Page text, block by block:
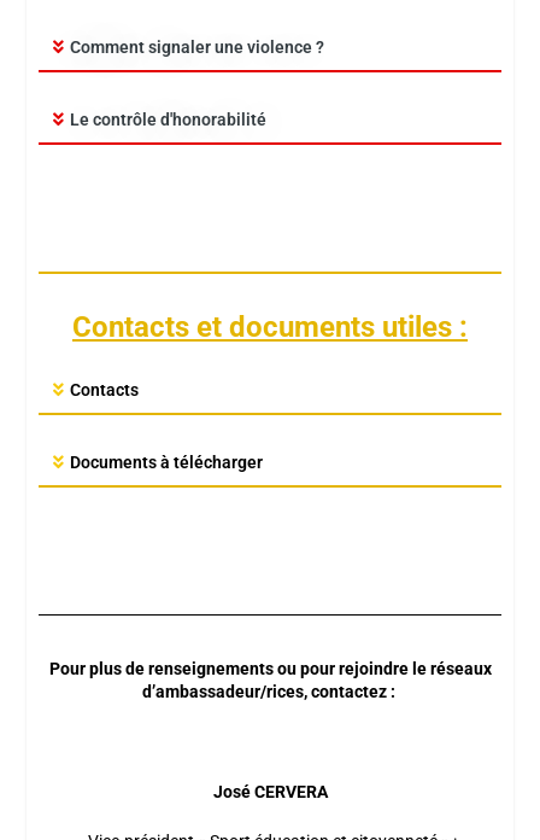
Comment signaler une violence ?
Le contrôle d'honorabilité
Contacts et documents utiles :
Contacts
Documents à télécharger
Pour plus de renseignements ou pour rejoindre le réseaux
d’ambassadeur/rices, contactez :
José CERVERA